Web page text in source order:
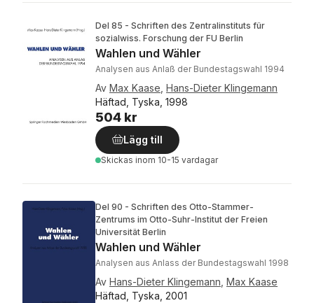
Del 85 - Schriften des Zentralinstituts für
sozialwiss. Forschung der FU Berlin
Wahlen und Wähler
Analysen aus Anlaß der Bundestagswahl 1994
Av Max Kaase Hans-Dieter Klingemann
Häftad, Tyska, 1998
504 kr
Lägg till
Skickas inom 10-15 vardagar
Del 90 - Schriften des Otto-Stammer-
Zentrums im Otto-Suhr-Institut der Freien
Universität Berlin
Wahlen und Wähler
Analysen aus Anlass der Bundestagswahl 1998
Av Hans-Dieter Klingemann Max Kaase
Häftad, Tyska, 2001